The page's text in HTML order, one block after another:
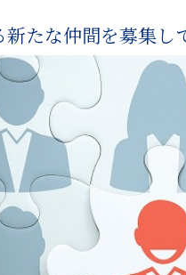
たな仲間を募集し